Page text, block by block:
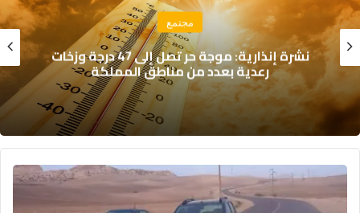
مجتمع
نشرة إنذارية: موجة حر تصل إلى 47 درجة وزخات
رعدية بعدد من مناطق المملكة
في
الاحتقان